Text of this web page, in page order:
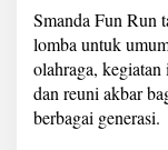
Smanda Fun Run
lomba untuk
olahraga,
dan reuni akbar
berbagai generasi.